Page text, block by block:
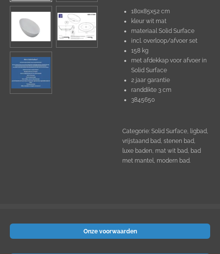
180x85x52 cm
kleur wit mat
materiaal Solid Surface
incl. overloop/afvoer set
158 kg
met afdekkap voor afvoer in
Solid Surface
2 jaar garantie
randdikte 3 cm
3845650
Categorie: Solid Surface, ligbad,
vrijstaand bad, stenen bad,
luxe baden, mat wit bad, bad
met mantel, modern bad.
Onze voorwaarden